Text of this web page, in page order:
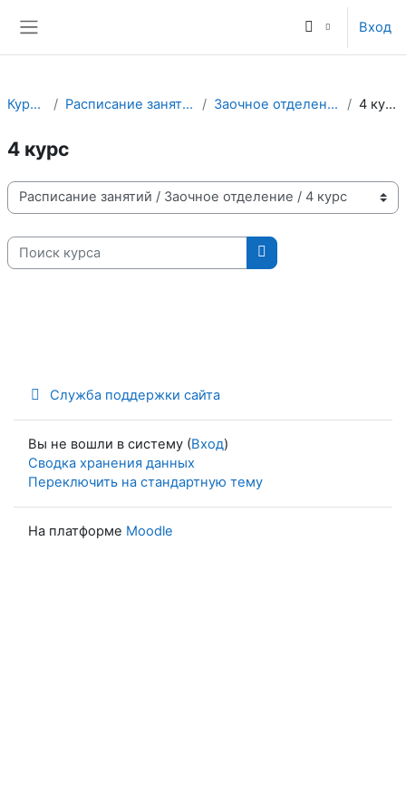
Вход
Курсы Расписание занятий Заочное отделение 4 курс
4 курс
Категории курсов
Поиск курса
Поиск курса
Служба поддержки сайта
Вы не вошли в систему (Вход)
Сводка хранения данных
Переключить на стандартную тему
На платформе Moodle